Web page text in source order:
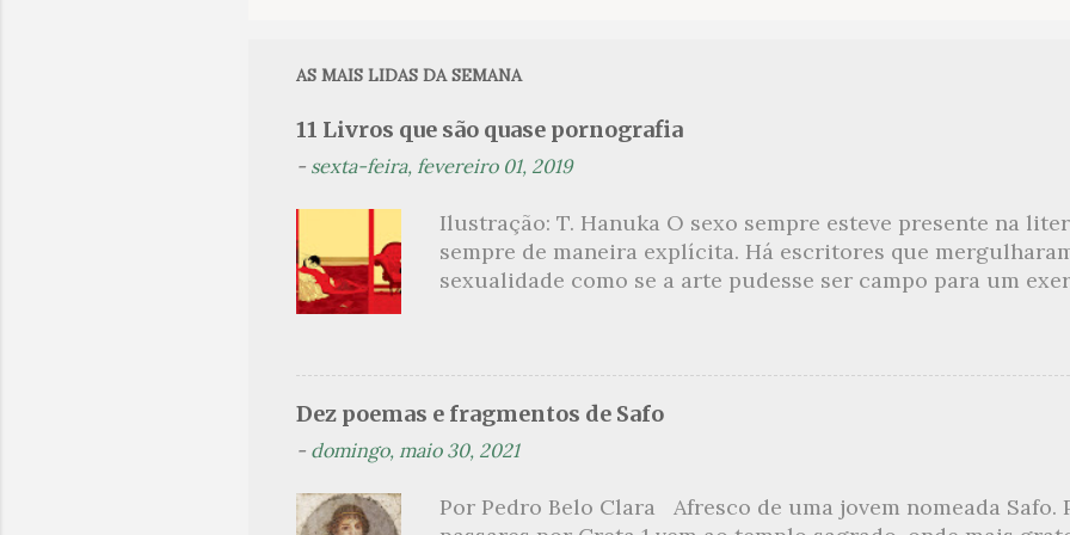
e
t
á
r
o
s
AS MAIS LIDAS DA SEMANA
11 Livros que são quase pornografia
- sexta-feira, fevereiro 01, 2019
Ilustração: T. Hanuka O sexo sempre esteve presente na
sempre de maneira explícita. Há escritores que
sexualidade como se a arte pudesse ser campo para um
apresenta um conjunto de livros nos quais os escritores se
sido autora de um livro chamado Pourquoi le Brésil ?, tem
principais figuras que se filiam à tradição da qual faz parte
se tratar de uma narrativa que recupera a relação
Dez poemas e fragmentos de Safo
- domingo, maio 30, 2021
Por Pedro Belo Clara Afresco de uma jovem nomeada Safo.